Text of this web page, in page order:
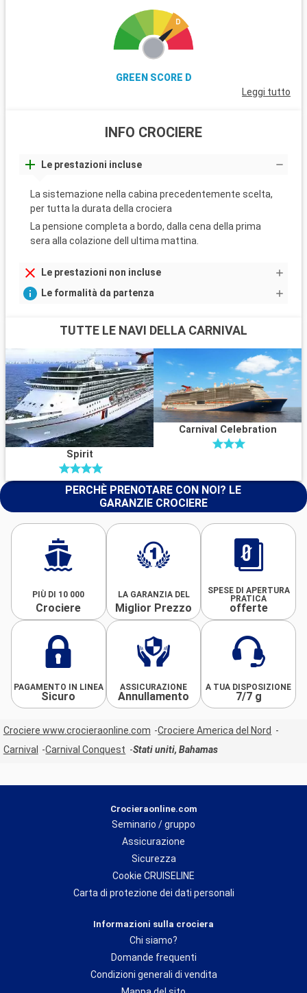
GREEN SCORE D
Leggi tutto
INFO CROCIERE
Le prestazioni incluse
La sistemazione nella cabina precedentemente scelta,
per tutta la durata della crociera
La pensione completa a bordo, dalla cena della prima
sera alla colazione dell ultima mattina.
Le prestazioni non incluse
Le formalità da partenza
TUTTE LE NAVI DELLA CARNIVAL
Spirit
Carnival Celebration
PERCHÈ PRENOTARE CON NOI? LE
GARANZIE CROCIERE
PIÙ DI 10 000
Crociere
LA GARANZIA DEL
Miglior Prezzo
SPESE DI APERTURA
PRATICA
offerte
PAGAMENTO IN LINEA
Sicuro
ASSICURAZIONE
Annullamento
A TUA DISPOSIZIONE
7/7 g
Crociere www.crocieraonline.com
Crociere America del Nord
Carnival
Carnival Conquest Stati uniti, Bahamas
Crocieraonline.com
Seminario / gruppo
Assicurazione
Sicurezza
Cookie CRUISELINE
Carta di protezione dei dati personali
Informazioni sulla crociera
Chi siamo?
Domande frequenti
Condizioni generali di vendita